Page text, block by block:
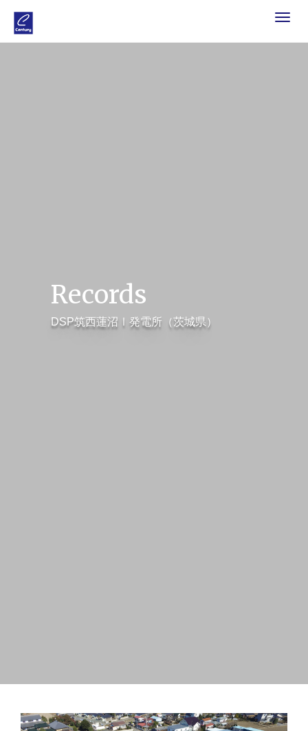
Toggle
Records
DSP筑西蓮沼Ⅰ発電所（茨城県）